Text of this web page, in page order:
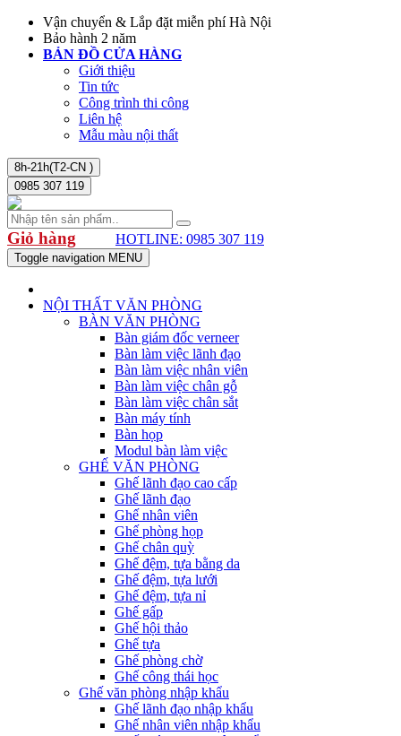
Vận chuyển & Lắp đặt miễn phí Hà Nội
Bảo hành 2 năm
BẢN ĐỒ CỬA HÀNG
Giới thiệu
Tin tức
Công trình thi công
Liên hệ
Mẫu màu nội thất
8h-21h(T2-CN )
0985 307 119
Giỏ hàng HOTLINE: 0985 307 119
Toggle navigation MENU
NỘI THẤT VĂN PHÒNG
BÀN VĂN PHÒNG
Bàn giám đốc verneer
Bàn làm việc lãnh đạo
Bàn làm việc nhân viên
Bàn làm việc chân gỗ
Bàn làm việc chân sắt
Bàn máy tính
Bàn họp
Modul bàn làm việc
GHẾ VĂN PHÒNG
Ghế lãnh đạo cao cấp
Ghế lãnh đạo
Ghế nhân viên
Ghế phòng họp
Ghế chân quỳ
Ghế đệm, tựa bằng da
Ghế đệm, tựa lưới
Ghế đệm, tựa nỉ
Ghế gấp
Ghế hội thảo
Ghế tựa
Ghế phòng chờ
Ghế công thái học
Ghế văn phòng nhập khẩu
Ghế lãnh đạo nhập khẩu
Ghế nhân viên nhập khẩu